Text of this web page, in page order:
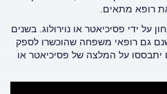
רופא מתאים.
על ידי פסיכיאטר או נוירולוג. בשנים
גם רופאי משפחה שהוכשרו לספק
יתבססו על המלצה של פסיכיאטר או